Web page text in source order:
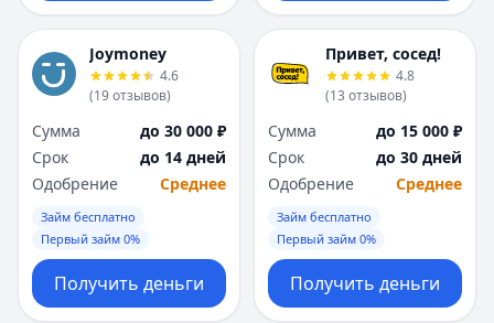
Joymoney
4.6
(19отзывов)
Сумма
до 30 000 ₽
Срок
до 14 дней
Одобрение
Среднее
Займ бесплатно
Первый займ 0%
Получить деньги
Привет, сосед!
4.8
(13 отзывов)
Сумма
до 15 000 ₽
Срок
до 30 дней
Одобрение
Среднее
Займ бесплатно
Первый займ 0%
Получить деньги